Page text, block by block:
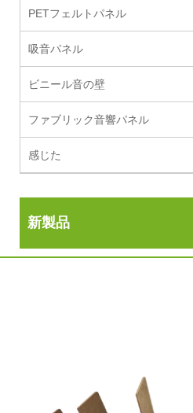
PETフェルトパネル
吸音パネル
ビニール音の壁
ファブリック音響パネル
感じた
新製品